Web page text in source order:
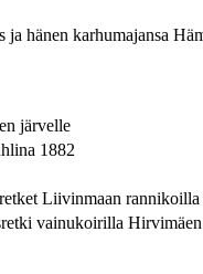
hänen karhumajansa
järvelle
1882
Liivinmaan rannikoilla
vainukoirilla Hirvimäen